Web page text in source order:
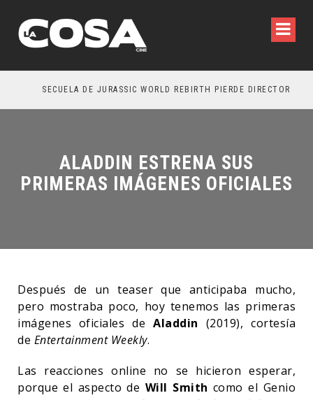
SECUELA DE JURASSIC WORLD REBIRTH PIERDE DIRECTOR
ALADDIN ESTRENA SUS
PRIMERAS IMÁGENES OFICIALES
Después de un teaser que anticipaba mucho,
pero mostraba poco, hoy tenemos las primeras
imágenes oficiales deAladdin (2019), cortesía
de Entertainment Weekly.
Las reacciones online no se hicieron esperar,
porque el aspecto de Will Smith como el Genio